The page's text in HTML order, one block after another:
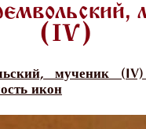
(IV)
мученик
икон